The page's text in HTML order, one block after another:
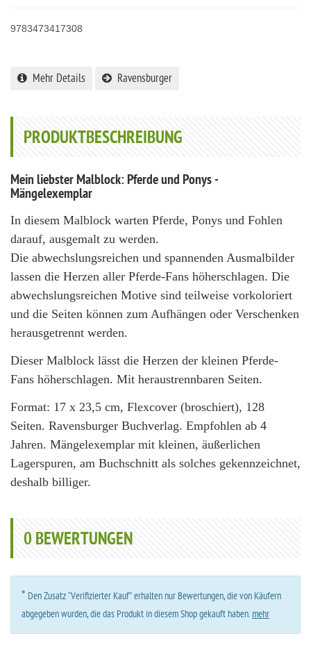
9783473417308
Mehr Details Ravensburger
PRODUKTBESCHREIBUNG
Mein liebster Malblock: Pferde und Ponys -
Mängelexemplar
In diesem Malblock warten Pferde, Ponys und Fohlen
darauf, ausgemalt zu werden.
Die abwechslungsreichen und spannenden Ausmalbilder
lassen die Herzen aller Pferde-Fans höherschlagen. Die
abwechslungsreichen Motive sind teilweise vorkoloriert
und die Seiten können zum Aufhängen oder Verschenken
herausgetrennt werden.
Dieser Malblock lässt die Herzen der kleinen Pferde-
Fans höherschlagen. Mit heraustrennbaren Seiten.
Format: 17 x 23,5 cm, Flexcover (broschiert), 128
Seiten. Ravensburger Buchverlag. Empfohlen ab 4
Jahren. Mängelexemplar mit kleinen, äußerlichen
Lagerspuren, am Buchschnitt als solches gekennzeichnet,
deshalb billiger.
0 BEWERTUNGEN
* Den Zusatz “Verifizierter Kauf” erhalten nur Bewertungen, die von Käufern
abgegeben wurden, die das Produkt in diesem Shop gekauft haben.mehr